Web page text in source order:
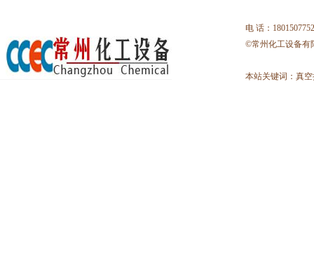
电 话：
©常州化工设备有
本站关键词： 真